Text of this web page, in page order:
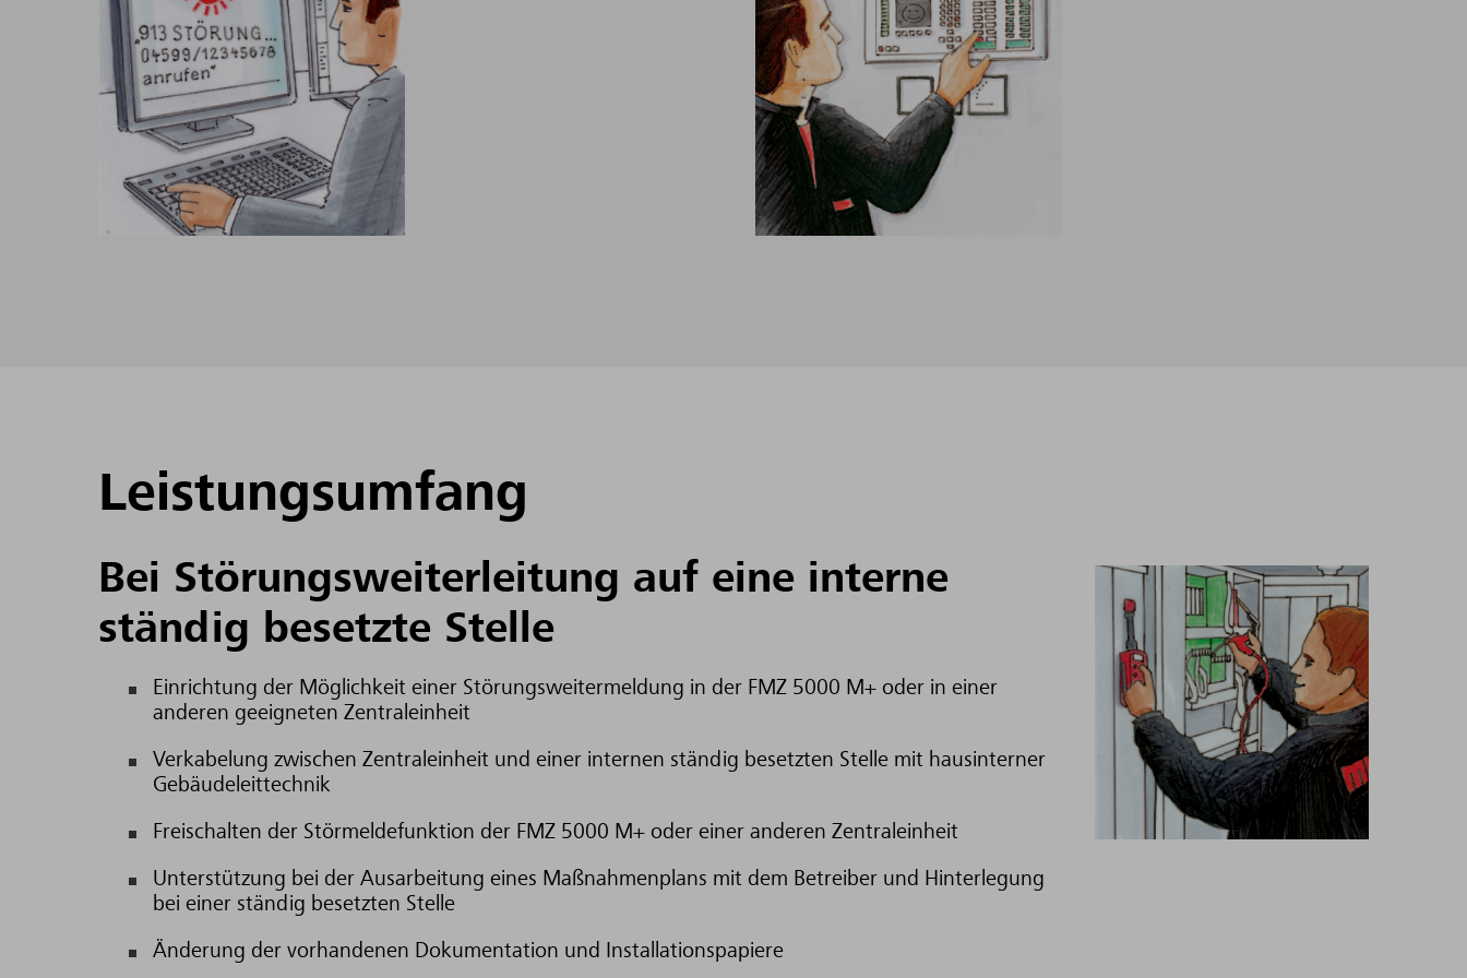
Leistungsumfang
Bei Störungsweiterleitung auf eine interne
ständig besetzte Stelle
Einrichtung der Möglichkeit einer Störungsweitermeldung in der FMZ 5000 M+ oder in einer
anderen geeigneten Zentraleinheit
Verkabelung zwischen Zentraleinheit und einer internen ständig besetzten Stelle mit hausinterner
Gebäudeleittechnik
Freischalten der Störmeldefunktion der FMZ 5000 M+ oder einer anderen Zentraleinheit
Unterstützung bei der Ausarbeitung eines Maßnahmenplans mit dem Betreiber und Hinterlegung
bei einer ständig besetzten Stelle
Änderung der vorhandenen Dokumentation und Installationspapiere